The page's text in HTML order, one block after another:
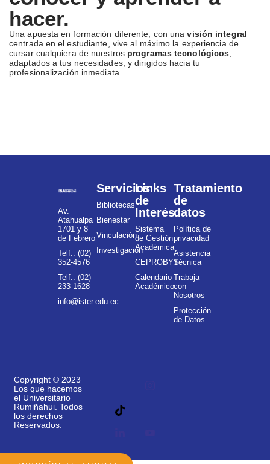
hacer.
Una apuesta en formación diferente, con unavisión integral
centrada en el estudiante, vive al máximo la experiencia de
cursar cualquiera de nuestros programas tecnológicos
adaptados a tus necesidades, y dirigidos hacia tu
profesionalización inmediata.
Av.
Atahualpa
1701 y 8
de Febrero
Telf.: (02)
352-4576
Telf.: (02)
233-1628
info@ister.edu.ec
Servicios
Bibliotecas
Bienestar
Vinculación
Investigación
Links
de
Interés
Sistema
de Gestión
Académica
CEPROBYS
Calendario
Académico
Tratamiento
de
datos
Política de
privacidad
Asistencia
Técnica
Trabaja
con
Nosotros
Protección
de Datos
Copyright © 2023
Los que hacemos
el Universitario
Rumiñahui. Todos
los derechos
Reservados.